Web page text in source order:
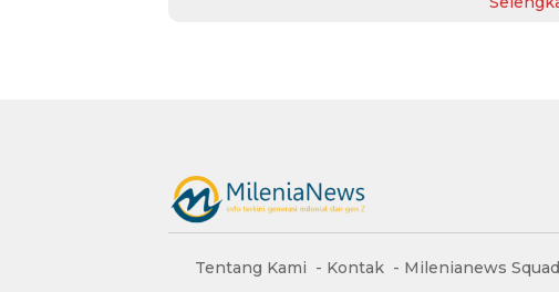
Tentang Kami Kontak Milenianews Squad